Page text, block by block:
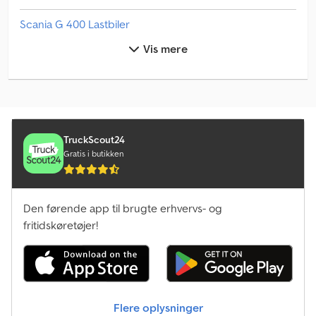
Scania G 400 Lastbiler
Scania G Kommunale / Specielle Køretøjer
Scania G Trækker
Scania Husdyrbil
Scania Kommunale / Specielle Køretøjer
Scania Ledbuss
Scania P 400
Scania P 400 Lastbiler
Vis mere
TruckScout24
Gratis i butikken
Den førende app til brugte erhvervs- og
fritidskøretøjer!
Flere oplysninger